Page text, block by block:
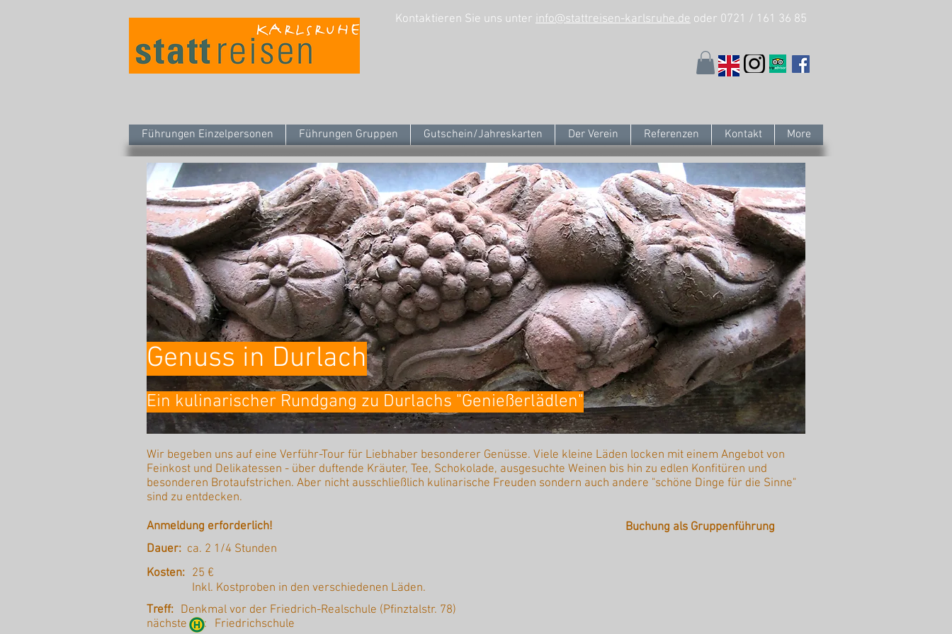
Kontaktieren Sie uns unter info@stattreisen-karlsruhe.de oder 0721 / 161 36 85
Führungen Einzelpersonen Führungen Gruppen Gutschein/Jahreskarten Der Verein Referenzen Kontakt More
Ein kulinarischer Rundgang zu Durlachs "Genießerlädlen"
Genuss in Durlach
Wir begeben uns auf eine Verführ-Tour für Liebhaber besonderer Genüsse. Viele kleine Läden locken mit einem Angebot von
Feinkost und Delikatessen - über duftende Kräuter, Tee, Schokolade, ausgesuchte Weinen bis hin zu edlen Konfitüren und
besonderen Brotaufstrichen. Aber nicht ausschließlich kulinarische Freuden sondern auch andere "schöne Dinge für die Sinne"
sind zu entdecken.
Buchung als Gruppenführung
Anmeldung erforderlich!
ca. 2 1/4 Stunden
Dauer:
Kosten: 25 €
Inkl. Kostproben in den verschiedenen Läden.
Denkmal vor der Friedrich-Realschule (Pfinztalstr. 78)
Treff:
nächste :
Friedrichschule